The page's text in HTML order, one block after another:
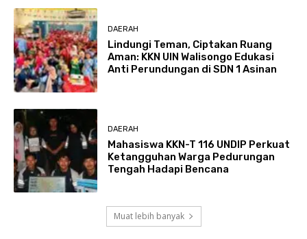
DAERAH
Lindungi Teman, Ciptakan Ruang
Aman: KKN UIN Walisongo Edukasi
Anti Perundungan di SDN 1 Asinan
DAERAH
Mahasiswa KKN-T 116 UNDIP Perkuat
Ketangguhan Warga Pedurungan
Tengah Hadapi Bencana
Muat lebih banyak